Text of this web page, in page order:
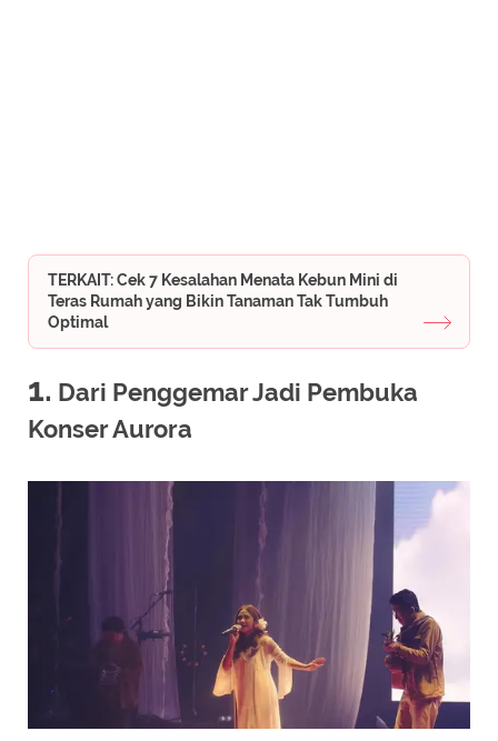
TERKAIT: Cek 7 Kesalahan Menata Kebun Mini di
Teras Rumah yang Bikin Tanaman Tak Tumbuh
Optimal
1. Dari Penggemar Jadi Pembuka
Konser Aurora